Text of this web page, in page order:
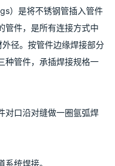
）是将不锈钢管插入管件
管件，是所有连接方式中
径。按管件边缘焊接部分
种管件，承插焊接规格一
对口沿对缝做一圈氩弧焊
统焊接。